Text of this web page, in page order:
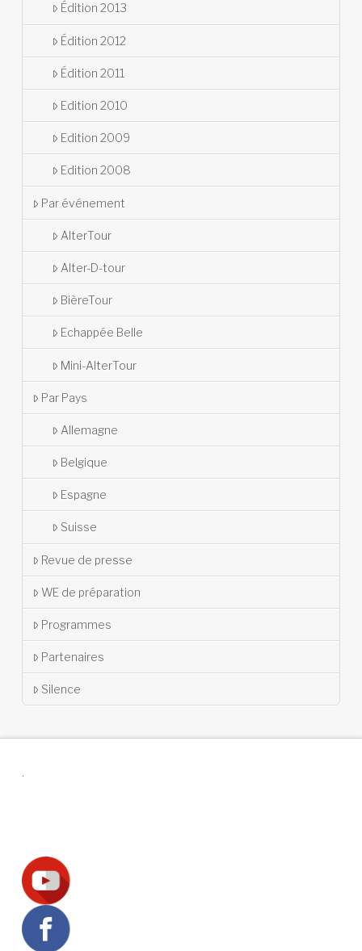
Édition 2013
Édition 2012
Édition 2011
Edition 2010
Edition 2009
Edition 2008
Par événement
AlterTour
Alter-D-tour
BièreTour
Echappée Belle
Mini-AlterTour
Par Pays
Allemagne
Belgique
Espagne
Suisse
Revue de presse
WE de préparation
Programmes
Partenaires
Silence